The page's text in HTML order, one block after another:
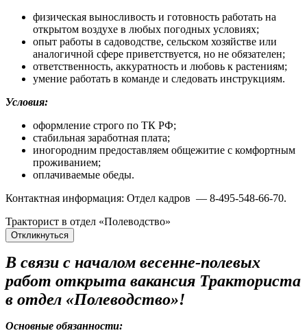
физическая выносливость и готовность работать на
открытом воздухе в любых погодных условиях;
опыт работы в садоводстве, сельском хозяйстве или
аналогичной сфере приветствуется, но не обязателен;
ответственность, аккуратность и любовь к растениям;
умение работать в команде и следовать инструкциям.
Условия:
оформление строго по ТК РФ;
стабильная заработная плата;
иногородним предоставляем общежитие с комфортным
проживанием;
оплачиваемые обеды.
Контактная информация: Отдел кадров — 8-495-548-66-70.
Тракторист в отдел «Полеводство»
Откликнуться
В связи с началом весенне-полевых
работ открыта вакансия Тракториста
в отдел «Полеводство»!
Основные обязанности: